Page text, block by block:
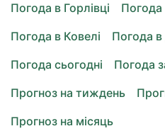
Погода в Горлівці
Погода
Погода в Ковелі
Погода в
Погода сьогодні
Погода
Прогноз на тиждень
Прогноз на місяць